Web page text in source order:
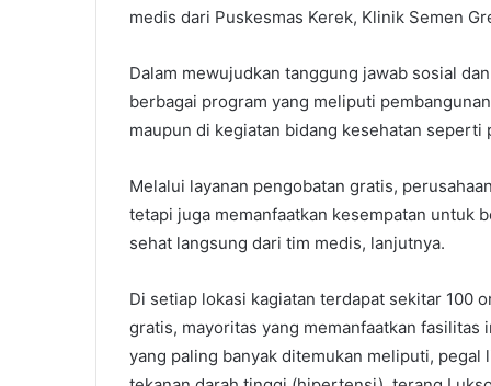
medis dari Puskesmas Kerek, Klinik Semen
Dalam mewujudkan tanggung jawab sosial
berbagai program yang meliputi
maupun di kegiatan bidang kesehatan
Melalui layanan pengobatan gratis,
tetapi juga memanfaatkan kesempatan untuk
sehat langsung dari tim medis, lanjutnya.
Di setiap lokasi kagiatan terdapat sekitar 100
gratis, mayoritas yang memanfaatkan
yang paling banyak ditemukan meliputi,